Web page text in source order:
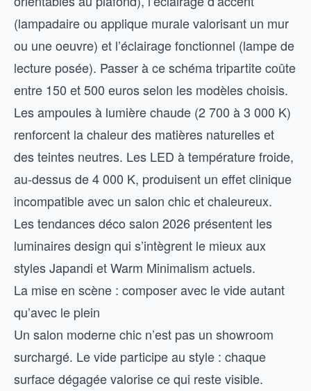
(lampadaire ou applique murale valorisant un mur
ou une oeuvre) et l’éclairage fonctionnel (lampe de
lecture posée). Passer à ce schéma tripartite coûte
entre 150 et 500 euros selon les modèles choisis.
Les ampoules à lumière chaude (2 700 à 3 000 K)
renforcent la chaleur des matières naturelles et
des teintes neutres. Les LED à température froide,
au-dessus de 4 000 K, produisent un effet clinique
incompatible avec un salon chic et chaleureux.
Lestendances déco salon 2026 présentent les
luminaires design qui s’intègrent le mieux aux
styles Japandi et Warm Minimalism actuels.
La mise en scène : composer avec le vide autant
qu’avec le plein
Un salon moderne chic n’est pas un showroom
surchargé. Le vide participe au style : chaque
surface dégagée valorise ce qui reste visible.